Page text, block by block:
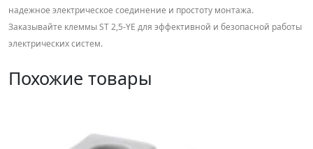
надежное электрическое соединение и простоту монтажа.
Заказывайте клеммы ST 2,5-YE для эффективной и безопасной работы
электрических систем.
Похожие товары